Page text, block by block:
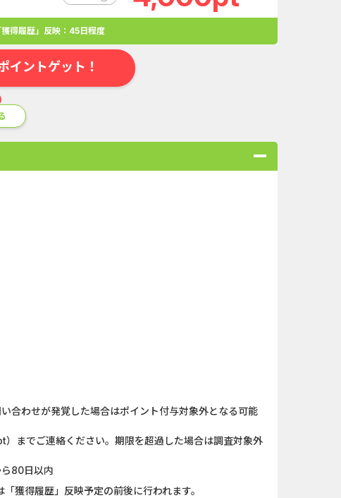
行「口座開設」
トOK】みずほ銀...
iOS_エバーテイル_3日間...
獲得履歴」反映：45日程度
イントゲット！
合わせが発覚した場合はポイント付与対象外となる可能
までご連絡ください。期限を超過した場合は調査対象外
80日以内
得履歴」反映予定の前後に行われます。